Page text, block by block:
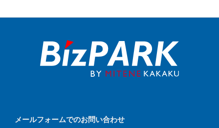
メールフォームでのお問い合わせ